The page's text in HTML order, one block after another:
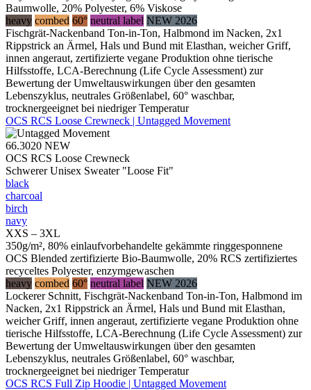
Baumwolle, 20% Polyester, 6% Viskose
heavy combed 60° neutral label NEW 2026
Fischgrät-Nackenband Ton-in-Ton, Halbmond im Nacken, 2x1
Rippstrick an Ärmel, Hals und Bund mit Elasthan, weicher Griff,
innen angeraut, zertifizierte vegane Produktion ohne tierische
Hilfsstoffe, LCA-Berechnung (Life Cycle Assessment) zur
Bewertung der Umweltauswirkungen über den gesamten
Lebenszyklus, neutrales Größenlabel, 60° waschbar,
trocknergeeignet bei niedriger Temperatur
OCS RCS Loose Crewneck | Untagged Movement
66.3020 NEW
OCS RCS Loose Crewneck
Schwerer Unisex Sweater "Loose Fit"
black
charcoal
birch
navy
XXS – 3XL
350g/m², 80% einlaufvorbehandelte gekämmte ringgesponnene
OCS Blended zertifizierte Bio-Baumwolle, 20% RCS zertifiziertes
recyceltes Polyester, enzymgewaschen
heavy combed 60° neutral label NEW 2026
Lockerer Schnitt, Fischgrät-Nackenband Ton-in-Ton, Halbmond im
Nacken, 2x1 Rippstrick an Ärmel, Hals und Bund mit Elasthan,
weicher Griff, innen angeraut, zertifizierte vegane Produktion ohne
tierische Hilfsstoffe, LCA-Berechnung (Life Cycle Assessment) zur
Bewertung der Umweltauswirkungen über den gesamten
Lebenszyklus, neutrales Größenlabel, 60° waschbar,
trocknergeeignet bei niedriger Temperatur
OCS RCS Full Zip Hoodie | Untagged Movement